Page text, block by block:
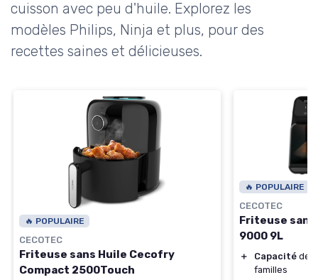
cuisson avec peu d'huile. Explorez les
modèles Philips, Ninja et plus, pour des
recettes saines et délicieuses.
🔥 POPULAIRE
CECOTEC
Friteuse sans Huile Cecofry
Compact 2500Touch
🔥 POPULAIRE
CECOTEC
Friteuse
9000 9L
＋ Capacité de
familles